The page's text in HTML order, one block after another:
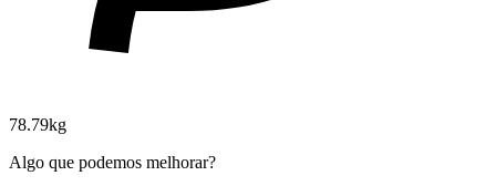
78.79kg
Algo que podemos melhorar?